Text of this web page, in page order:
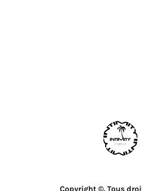
Copyright ©. Tous